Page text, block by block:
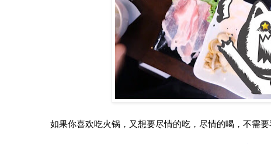
如果你喜欢吃火锅，又想要尽情的吃，尽情的喝，不需